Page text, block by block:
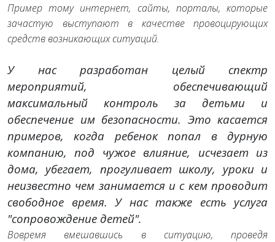
Пример тому интернет, сайты, порталы, которые
зачастую выступают в качестве провоцирующих
средств возникающих ситуаций.
У нас разработан целый спектр
мероприятий, обеспечивающий
максимальный контроль за детьми и
обеспечение им безопасности. Это касается
примеров, когда ребенок попал в дурную
компанию, под чужое влияние, исчезает из
дома, убегает, прогуливает школу, уроки и
неизвестно чем занимается и с кем проводит
свободное время. У нас также есть услуга
"сопровождение детей".
Вовремя вмешавшись в ситуацию, проведя